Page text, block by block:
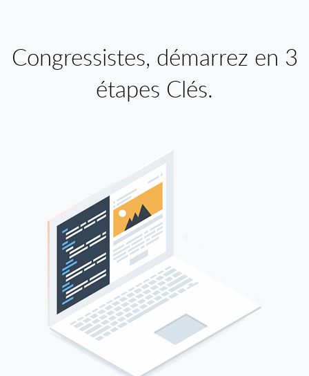
Congressistes, démarrez en 3
étapes Clés.